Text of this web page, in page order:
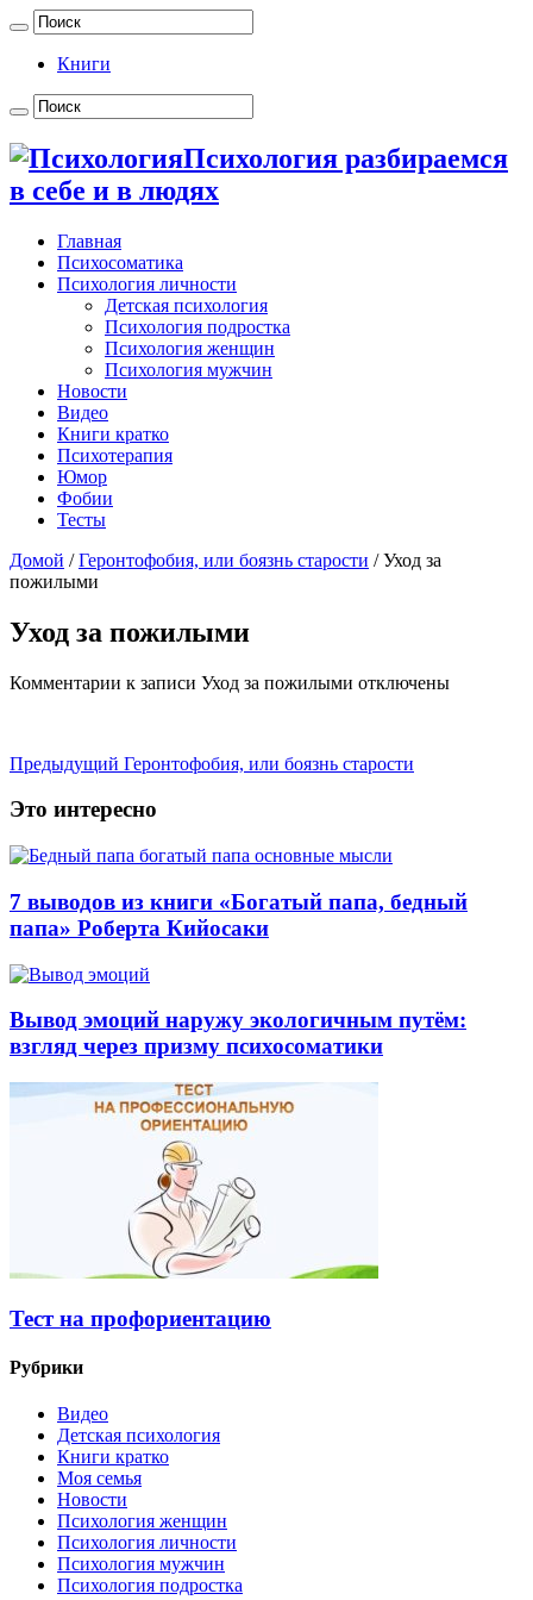
Книги
Психология разбираемся
в себе и в людях
Главная
Психосоматика
Психология личности
Детская психология
Психология подростка
Психология женщин
Психология мужчин
Новости
Видео
Книги кратко
Психотерапия
Юмор
Фобии
Тесты
Домой / Геронтофобия, или боязнь старости / Уход за
пожилыми
Уход за пожилыми
Комментарии к записи Уход за пожилыми отключены
Предыдущий Геронтофобия, или боязнь старости
Это интересно
7 выводов из книги «Богатый папа, бедный
папа» Роберта Кийосаки
Вывод эмоций наружу экологичным путём:
взгляд через призму психосоматики
Тест на профориентацию
Рубрики
Видео
Детская психология
Книги кратко
Моя семья
Новости
Психология женщин
Психология личности
Психология мужчин
Психология подростка